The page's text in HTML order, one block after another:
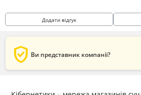
Додати відгук
verified_user Ви представник компанії?